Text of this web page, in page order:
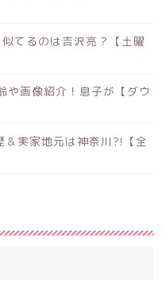
てるのは吉沢亮？【土曜
画像紹介！息子が【ダウ
実家地元は神奈川?!【全